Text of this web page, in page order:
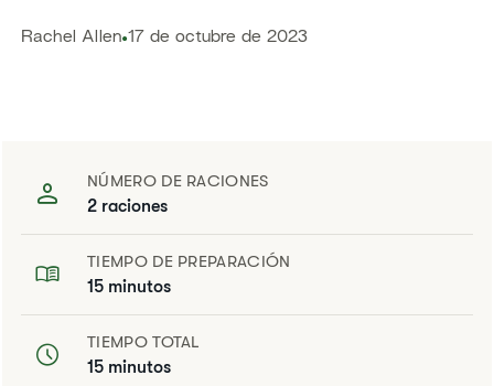
​​Rachel Allen​ 17 de octubre de 2023
NÚMERO DE RACIONES
2 raciones
TIEMPO DE PREPARACIÓN
15 minutos
TIEMPO TOTAL
15 minutos